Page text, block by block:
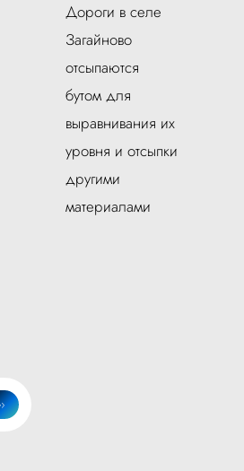
Дороги в селе
Загайново
отсыпаются
бутом для
выравнивания их
уровня и отсыпки
другими
материалами